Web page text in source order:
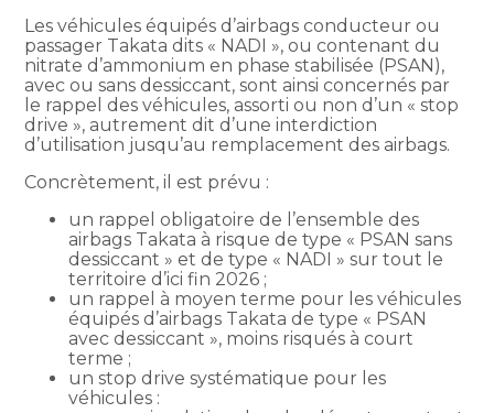
Les véhicules équipés d’airbags conducteur ou
passager Takata dits « NADI », ou contenant du
nitrate d’ammonium en phase stabilisée (PSAN),
avec ou sans dessiccant, sont ainsi concernés par
le rappel des véhicules, assorti ou non d’un « stop
drive », autrement dit d’une interdiction
d’utilisation jusqu’au remplacement des airbags.
Concrètement, il est prévu :
un rappel obligatoire de l’ensemble des
airbags Takata à risque de type « PSAN sans
dessiccant » et de type « NADI » sur tout le
territoire d’ici fin 2026 ;
un rappel à moyen terme pour les véhicules
équipés d’airbags Takata de type « PSAN
avec dessiccant », moins risqués à court
terme ;
un stop drive systématique pour les
véhicules :